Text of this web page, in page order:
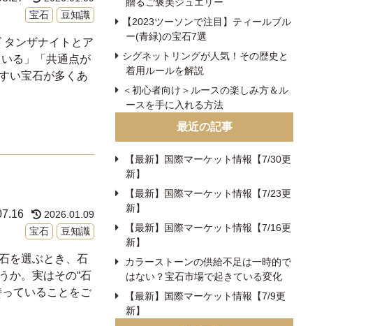
宝石
豆知識
タンザナイトとア
る」「共通点が
い宝石が多くあ
2026.01.09
宝石
豆知識
を選ぶとき、石
か。実はその“石
ていることをご
【2023ツーソンで注目】ティールブル
ー(青緑)の宝石7選
シグネットリングが人気！その歴史と
着用ルールを解説
＜初心者向け＞ルースの楽しみ方＆ル
ースを手に入れる方法
最近の記事
【最新】国際マーケット情報【7/30更
新】
【最新】国際マーケット情報【7/23更
新】
【最新】国際マーケット情報【7/16更
新】
カラーストーンの供給不足は一時的で
はない？宝石市場で起きている変化
【最新】国際マーケット情報【7/9更
新】